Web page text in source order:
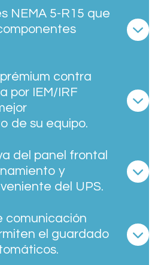
NEMA 5-R15 que
contra
por IEM/IRF
de su equipo.
del panel frontal
y
del UPS.
comunicación
el guardado